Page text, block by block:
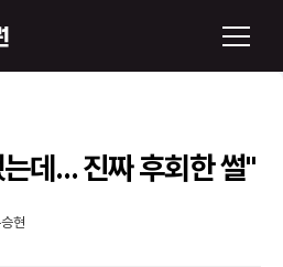
데... 진짜 후회한 썰"
현